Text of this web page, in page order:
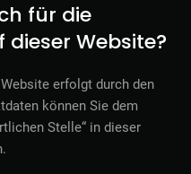
für die
Website?
erfolgt durch den
können Sie dem
Stelle“ in dieser